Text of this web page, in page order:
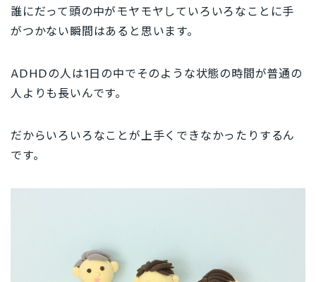
誰にだって頭の中がモヤモヤしていろいろなことに手
がつかない瞬間はあると思います。
ADHDの人は1日の中でそのような状態の時間が普通の
人よりも長いんです。
だからいろいろなことが上手くできなかったりするん
です。